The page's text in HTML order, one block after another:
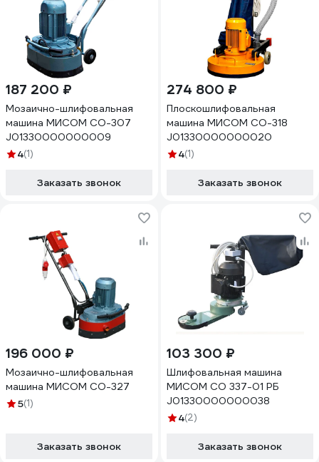
187 200 ₽
Мозаично-шлифовальная
машина МИСОМ СО-307
J01330000000009
4(1)
Заказать звонок
274 800 ₽
Плоскошлифовальная
машина МИСОМ СО-318
J01330000000020
4(1)
Заказать звонок
196 000 ₽
Мозаично-шлифовальная
машина МИСОМ СО-327
5(1)
Заказать звонок
103 300 ₽
Шлифовальная машина
МИСОМ СО 337-01 РБ
J01330000000038
4(2)
Заказать звонок